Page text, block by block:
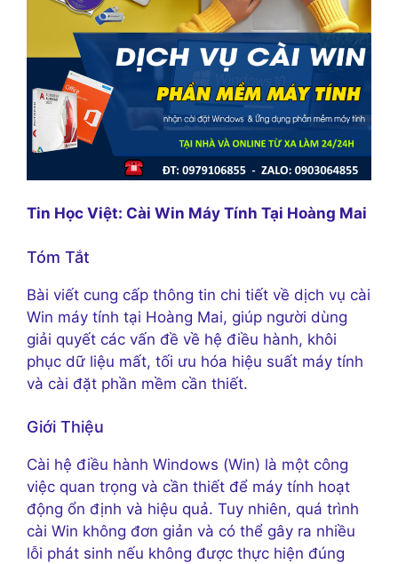
Tin Học Việt: Cài Win Máy Tính Tại Hoàng Mai
Tóm Tắt
Bài viết cung cấp thông tin chi tiết về dịch vụ cài
Win máy tính tại Hoàng Mai, giúp người dùng
giải quyết các vấn đề về hệ điều hành, khôi
phục dữ liệu mất, tối ưu hóa hiệu suất máy tính
và cài đặt phần mềm cần thiết.
Giới Thiệu
Cài hệ điều hành Windows (Win) là một công
việc quan trọng và cần thiết để máy tính hoạt
động ổn định và hiệu quả. Tuy nhiên, quá trình
cài Win không đơn giản và có thể gây ra nhiều
lỗi phát sinh nếu không được thực hiện đúng